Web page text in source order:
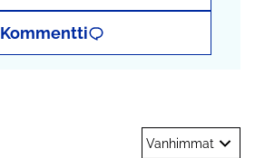
Kommentti
Vanhimmat